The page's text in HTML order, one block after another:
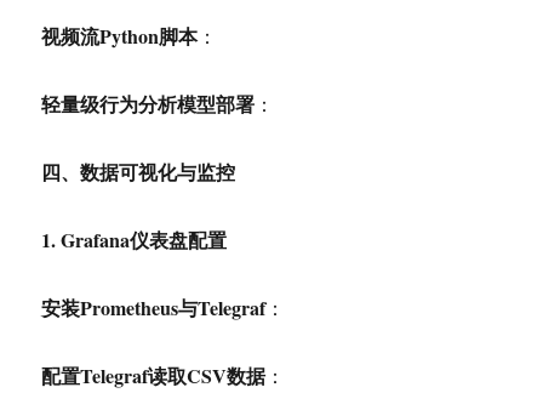
视频流Python脚本：
轻量级行为分析模型部署 ：
四、数据可视化与监控
1. Grafana仪表盘配置
安装Prometheus与Telegraf：
配置Telegraf读取CSV数据：